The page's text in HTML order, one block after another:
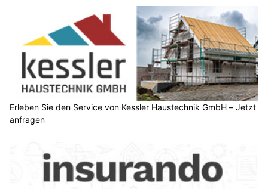
Erleben Sie den Service von Kessler Haustechnik GmbH – Jetzt
anfragen